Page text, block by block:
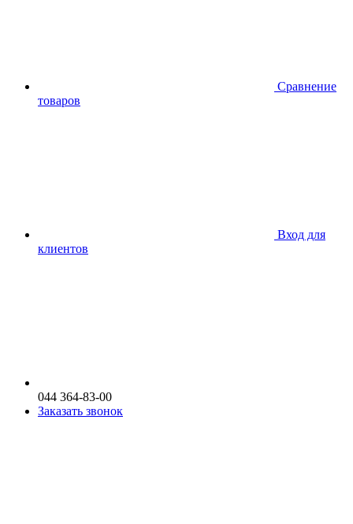
Сравнение
товаров
Вход для
клиентов
044 364-83-00
Заказать звонок